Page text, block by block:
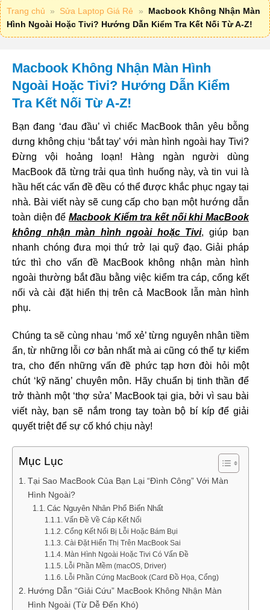
Trang chủ » Sửa Laptop Giá Rẻ »
Macbook Không Nhận Màn
Hình Ngoài Hoặc Tivi? Hướng Dẫn Kiểm Tra Kết Nối Từ A-Z!
Macbook Không Nhận Màn Hình
Ngoài Hoặc Tivi? Hướng Dẫn Kiểm
Tra Kết Nối Từ A-Z!
Bạn đang ‘đau đầu’ vì chiếc MacBook thân yêu bỗng
dưng không chịu ‘bắt tay’ với màn hình ngoài hay Tivi?
Đừng vội hoảng loạn! Hàng ngàn người dùng
MacBook đã từng trải qua tình huống này, và tin vui là
hầu hết các vấn đề đều có thể được khắc phục ngay tại
nhà. Bài viết này sẽ cung cấp cho bạn một hướng dẫn
toàn diện để Macbook Kiểm tra kết nối khi MacBook
không nhận màn hình ngoài hoặc Tivi, giúp bạn
nhanh chóng đưa mọi thứ trở lại quỹ đạo. Giải pháp
tức thì cho vấn đề MacBook không nhận màn hình
ngoài thường bắt đầu bằng việc kiểm tra cáp, cổng kết
nối và cài đặt hiển thị trên cả MacBook lẫn màn hình
phụ.
Chúng ta sẽ cùng nhau ‘mổ xẻ’ từng nguyên nhân tiềm
ẩn, từ những lỗi cơ bản nhất mà ai cũng có thể tự kiểm
tra, cho đến những vấn đề phức tạp hơn đòi hỏi một
chút ‘kỹ năng’ chuyên môn. Hãy chuẩn bị tinh thần để
trở thành một ‘thợ sửa’ MacBook tại gia, bởi vì sau bài
viết này, bạn sẽ nắm trong tay toàn bộ bí kíp để giải
quyết triệt để sự cố khó chịu này!
Mục Lục
Tại Sao MacBook Của Bạn Lại “Đình Công” Với Màn
Hình Ngoài?
Các Nguyên Nhân Phổ Biến Nhất
Vấn Đề Về Cáp Kết Nối
Cổng Kết Nối Bị Lỗi Hoặc Bám Bụi
Cài Đặt Hiển Thị Trên MacBook Sai
Màn Hình Ngoài Hoặc Tivi Có Vấn Đề
Lỗi Phần Mềm (macOS, Driver)
Lỗi Phần Cứng MacBook (Card Đồ Họa, Cổng)
Hướng Dẫn “Giải Cứu” MacBook Không Nhận Màn
Hình Ngoài (Từ Dễ Đến Khó)